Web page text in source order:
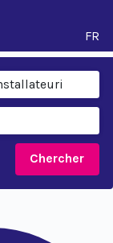
FR
Chercher